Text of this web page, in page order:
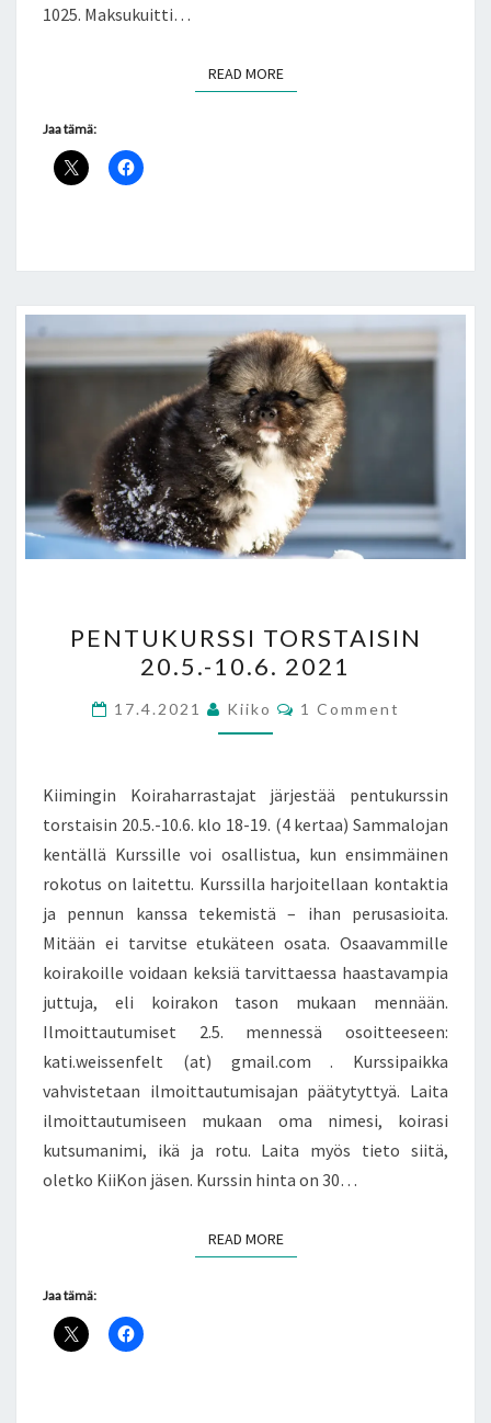
1025. Maksukuitti…
READ MOREREAD MORE
Jaa tämä:
TORSTAISIN
20.5.-10.6.
2021
PENTUKURSSI TORSTAISIN
20.5.-10.6. 2021
17.4.2021 Kiiko Comments
1 Comment
Kiimingin Koiraharrastajat järjestää pentukurssin
torstaisin 20.5.-10.6. klo 18-19. (4 kertaa) Sammalojan
kentällä Kurssille voi osallistua, kun ensimmäinen
rokotus on laitettu. Kurssilla harjoitellaan kontaktia
ja pennun kanssa tekemistä – ihan perusasioita.
Mitään ei tarvitse etukäteen osata. Osaavammille
koirakoille voidaan keksiä tarvittaessa haastavampia
juttuja, eli koirakon tason mukaan mennään.
Ilmoittautumiset 2.5. mennessä osoitteeseen:
kati.weissenfelt (at) gmail.com . Kurssipaikka
vahvistetaan ilmoittautumisajan päätytyttyä. Laita
ilmoittautumiseen mukaan oma nimesi, koirasi
kutsumanimi, ikä ja rotu. Laita myös tieto siitä,
oletko KiiKon jäsen. Kurssin hinta on 30…
READ MOREREAD MORE
Jaa tämä: